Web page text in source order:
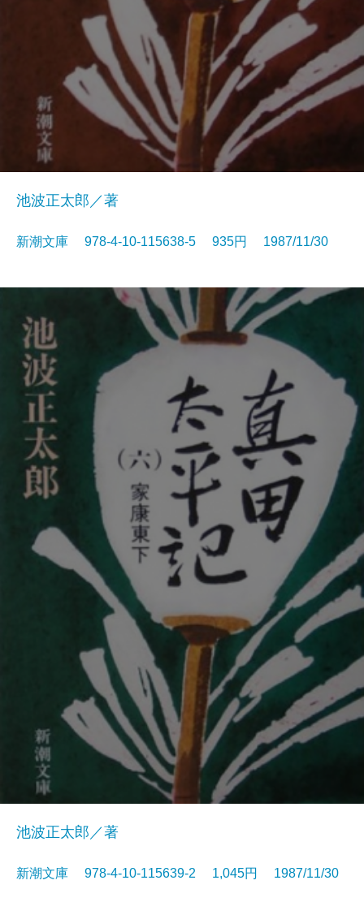
池波正太郎／著
新潮文庫 978-4-10-115638-5 935円 1987/11/30
池波正太郎／著
新潮文庫 978-4-10-115639-2 1,045円 1987/11/30